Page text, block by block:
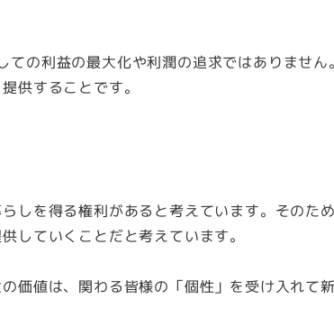
の利益の最大化や利潤の追求ではありませ
供することです。
しを得る権利があると考えています。そのた
していくことだと考えています。
価値は、関わる皆様の「個性」を受け入れ